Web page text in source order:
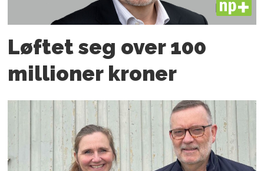
PLUS
Løftet seg over 100
millioner kroner